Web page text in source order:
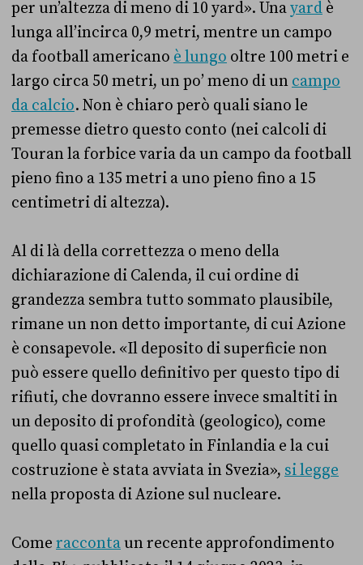
per un’altezza di meno di 10 yard». Unayard è
lunga all’incirca 0,9 metri, mentre un campo
da football americano è lungo oltre 100 metri e
largo circa 50 metri, un po’ meno di un campo
da calcio. Non è chiaro però quali siano le
premesse dietro questo conto (nei calcoli di
Touran la forbice varia da un campo da football
pieno fino a 135 metri a uno pieno fino a 15
centimetri di altezza).
Al di là della correttezza o meno della
dichiarazione di Calenda, il cui ordine di
grandezza sembra tutto sommato plausibile,
rimane un non detto importante, di cui Azione
è consapevole. «Il deposito di superficie non
può essere quello definitivo per questo tipo di
rifiuti, che dovranno essere invece smaltiti in
un deposito di profondità (geologico), come
quello quasi completato in Finlandia e la cui
costruzione è stata avviata in Svezia», si legge
nella proposta di Azione sul nucleare.
Come raccontaun recente approfondimento